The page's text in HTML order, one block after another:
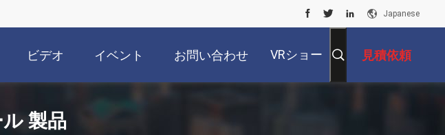
Japanese
ビデオ イベント お問い合わせ VRショー 見積依頼
製品